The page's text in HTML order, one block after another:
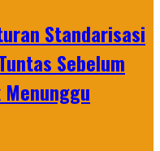
Standarisasi
Sebelum